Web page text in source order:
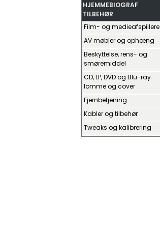
HJEMMEBIOGRAF
TILBEHØR
Film- og medieafspillere
AV møbler og ophæng
Beskyttelse, rens- og
smøremiddel
CD, LP, DVD og Blu-ray
lomme og cover
Fjernbetjening
Kabler og tilbehør
Tweaks og kalibrering